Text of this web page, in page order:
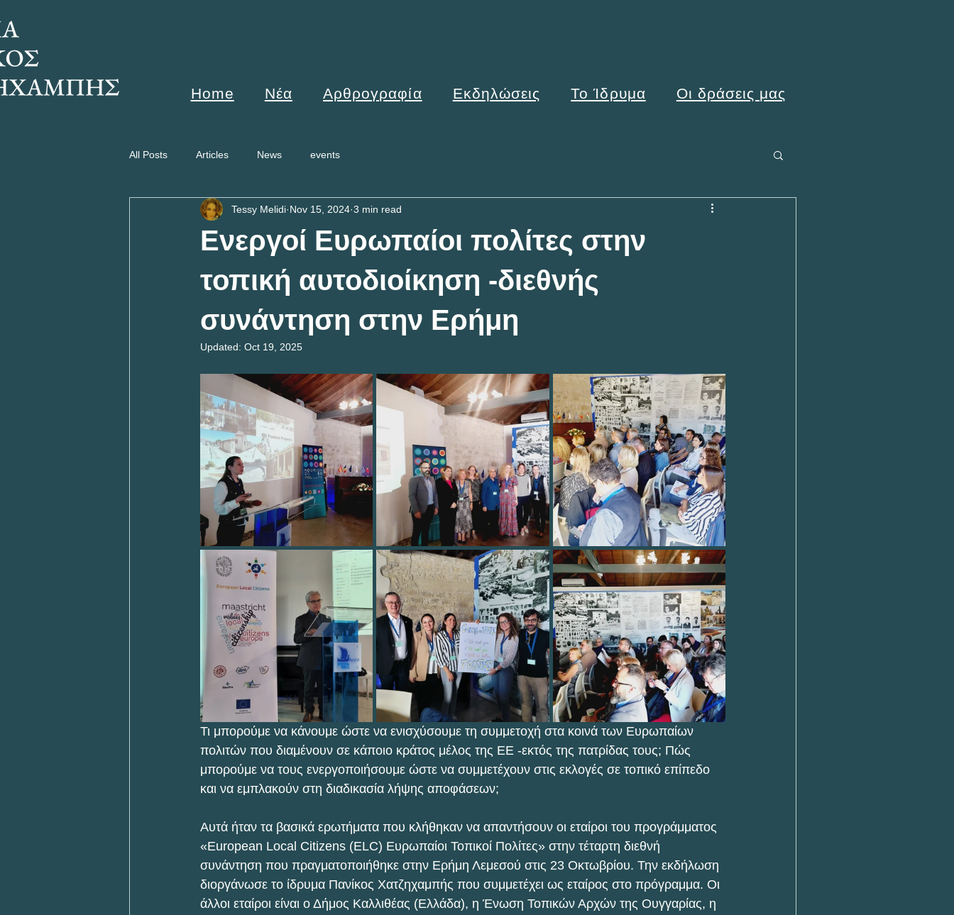
Home Νέα Αρθρογραφία Εκδηλώσεις Το Ίδρυμα Οι δράσεις μας
All Posts Articles News events
Ενεργοί Ευρωπαίοι πολίτες στην
τοπική αυτοδιοίκηση -διεθνής
συνάντηση στην Ερήμη
Tessy Melidi Nov 15, 2024 3 min read
Updated: Oct 19, 2025
Τι μπορούμε να κάνουμε ώστε να ενισχύσουμε τη συμμετοχή στα κοινά των Ευρωπαίων
πολιτών που διαμένουν σε κάποιο κράτος μέλος της ΕΕ -εκτός της πατρίδας τους; Πώς
μπορούμε να τους ενεργοποιήσουμε ώστε να συμμετέχουν στις εκλογές σε τοπικό επίπεδο
και να εμπλακούν στη διαδικασία λήψης αποφάσεων;
Αυτά ήταν τα βασικά ερωτήματα που κλήθηκαν να απαντήσουν οι εταίροι του προγράμματος
«European Local Citizens (ELC) Ευρωπαίοι Τοπικοί Πολίτες» στην τέταρτη διεθνή
συνάντηση που πραγματοποιήθηκε στην Ερήμη Λεμεσού στις 23 Οκτωβρίου. Την εκδήλωση
διοργάνωσε το ίδρυμα Πανίκος Χατζηχαμπής που συμμετέχει ως εταίρος στο πρόγραμμα. Οι
άλλοι εταίροι είναι ο Δήμος Καλλιθέας (Ελλάδα), η Ένωση Τοπικών Αρχών της Ουγγαρίας, η